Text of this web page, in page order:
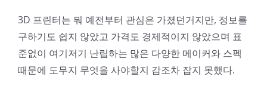
3D 프린터는 뭐 예전부터 관심은 가졌던거지만, 정보를
구하기도 쉽지 않았고 가격도 경제적이지 않았으며 표
준없이 여기저기 난립하는 많은 다양한 메이커와 스펙
때문에 도무지 무엇을 사야할지 감조차 잡지 못했다.